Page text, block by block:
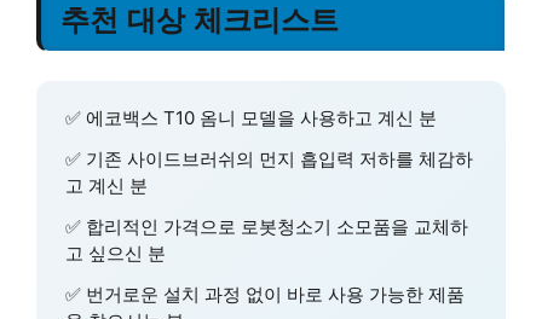
추천 대상 체크리스트
✅ 에코백스 T10 옴니 모델을 사용하고 계신 분
✅ 기존 사이드브러쉬의 먼지 흡입력 저하를 체감하
고 계신 분
✅ 합리적인 가격으로 로봇청소기 소모품을 교체하
고 싶으신 분
✅ 번거로운 설치 과정 없이 바로 사용 가능한 제품